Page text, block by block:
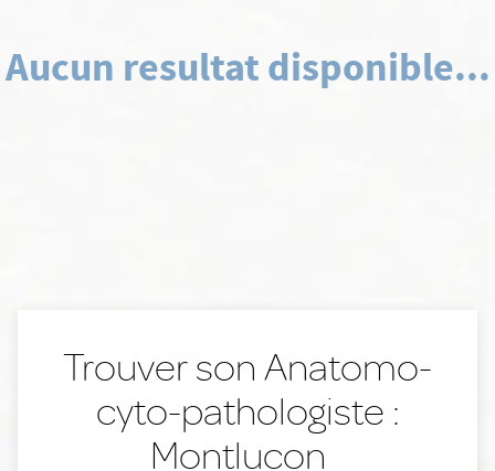
Aucun resultat disponible...
Trouver son Anatomo-
cyto-pathologiste :
Montlucon